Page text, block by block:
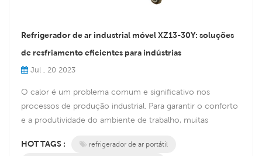
Refrigerador de ar industrial móvel XZ13-30Y: soluções
de resfriamento eficientes para indústrias
Jul , 20 2023
O calor é um problema comum e significativo nos
processos de produção industrial. Para garantir o conforto
e a produtividade do ambiente de trabalho, muitas
regulação de temperatura. No entanto, os sistemas de ar
HOT TAGS :
refrigerador de ar portátil